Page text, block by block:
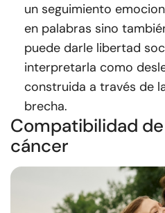
un seguimiento
en palabras sino
puede darle libertad
interpretarla como
construida a través de
brecha.
Compatibilidad
cáncer